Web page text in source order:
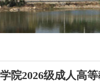
院2026级成人高